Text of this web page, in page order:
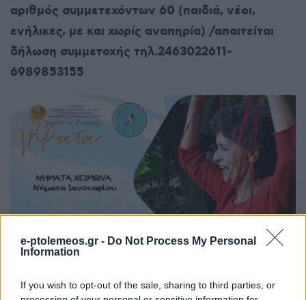
e-ptolemeos.gr - Do Not Process My Personal
Information
If you wish to opt-out of the sale, sharing to third parties, or
αριθμός συμμετεχόντων 60 (παιδιά, νέοι,
ενήλικες, με και χωρίς αναπηρία) /απαιτείται
δήλωση συμμετοχής τηλ.2463022611-
6989853155